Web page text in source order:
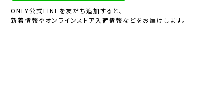
ONLY公式LINEを友だち追加すると、
新着情報やオンラインストア入荷情報などをお届けします。